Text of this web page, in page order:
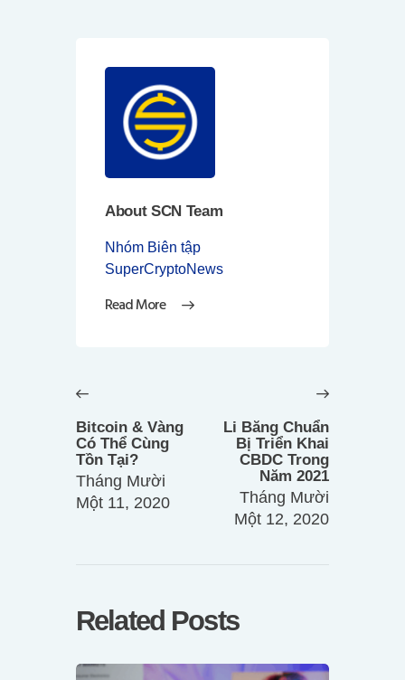
About SCN Team
Nhóm Biên tập
SuperCryptoNews
Read More
hướng
bài
viết
post:
Bitcoin & Vàng
Có Thể Cùng
Tồn Tại?
Tháng Mười
Một 11, 2020
Li Băng Chuẩn
Bị Triển Khai
CBDC Trong
Năm 2021
Tháng Mười
Một 12, 2020
Related Posts